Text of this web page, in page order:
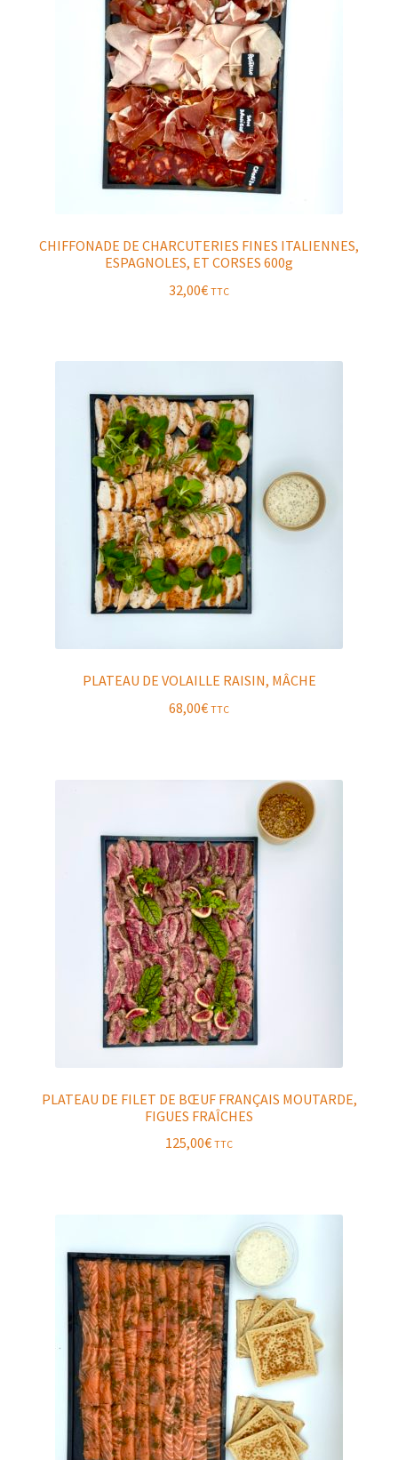
CHIFFONADE DE CHARCUTERIES FINES ITALIENNES,
ESPAGNOLES, ET CORSES 600g
32,00€ TTC
PLATEAU DE VOLAILLE RAISIN, MÂCHE
68,00€ TTC
PLATEAU DE FILET DE BŒUF FRANÇAIS MOUTARDE,
FIGUES FRAÎCHES
125,00€ TTC